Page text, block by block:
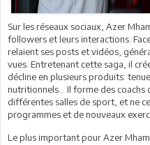
Sur les réseaux sociaux, Azer
followers et leurs interactions.
relaient ses posts et vidéos,
vues. Entretenant cette saga, il
décline en plusieurs produits:
nutritionnels… Il forme des coachs
différentes salles de sport, et ne
programmes et de nouveaux
Le plus important pour Azer